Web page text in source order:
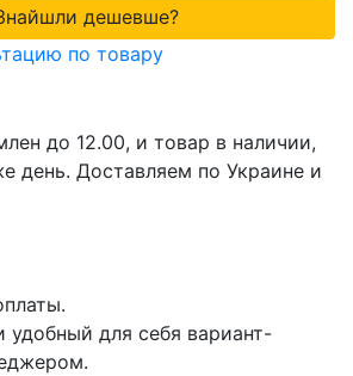
дешевше?
по товару
до 12.00, и товар в наличии,
день. Доставляем по Украине и
удобный для себя вариант-